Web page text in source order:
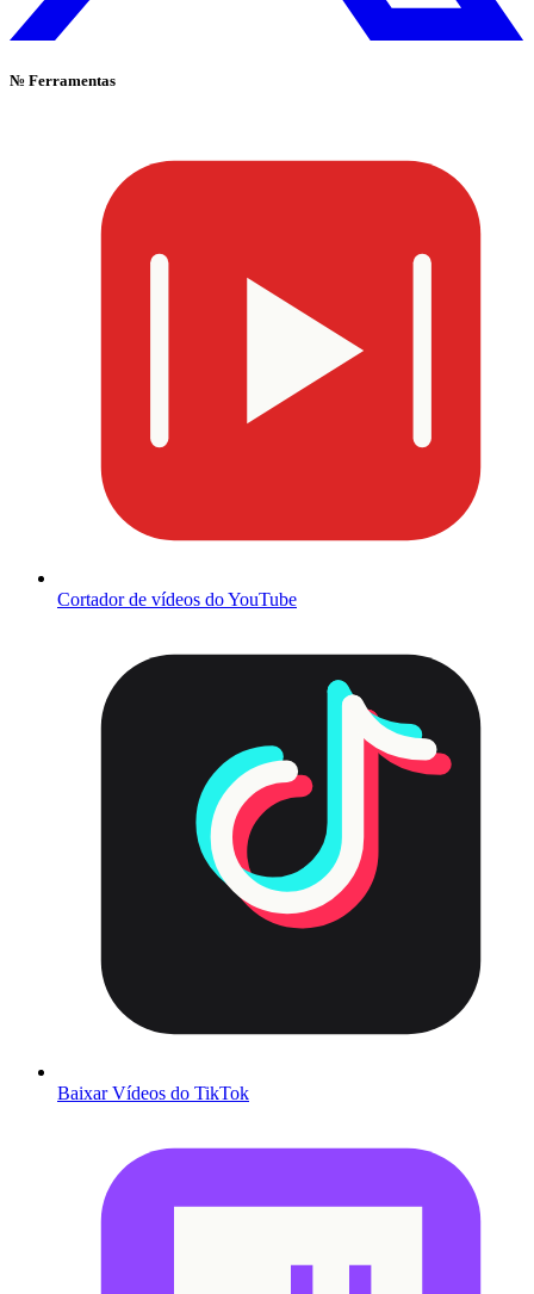
№ Ferramentas
Cortador de vídeos do YouTube
Baixar Vídeos do TikTok